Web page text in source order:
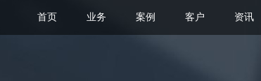
首页 业务 案例 客户 资讯